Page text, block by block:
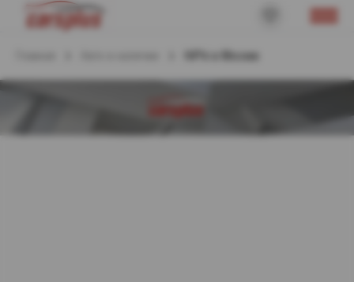
HiPhi в Москве